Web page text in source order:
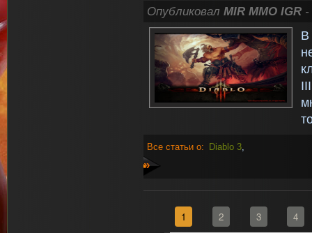
Опубликовал MIR MMO IGR -
В
Все статьи о: Diablo 3,
»
1 2 3 4